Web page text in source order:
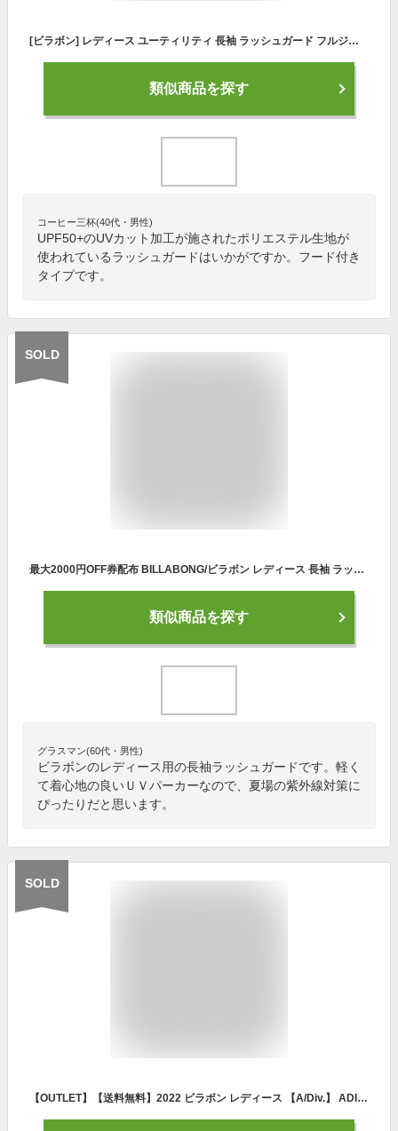
[ビラボン] レディース ユーティリティ 長袖 ラッシュガード フルジップ パーカー 水陸両用 UVカット BA013-853 OFB M
類似商品を探す
コーヒー三杯(40代・男性)
UPF50+のUVカット加工が施されたポリエステル生地が
使われているラッシュガードはいかがですか。フード付き
タイプです。
SOLD
最大2000円OFF券配布 BILLABONG/ビラボン レディース 長袖 ラッシュガード パーカー BC013-852 ラッシュパーカー フード付き ジップアップ UVカット UPF50+ UVパーカー 水着 ビーチ 海水浴 プール 女性用
類似商品を探す
グラスマン(60代・男性)
ビラボンのレディース用の長袖ラッシュガードです。軽く
て着心地の良いＵＶパーカーなので、夏場の紫外線対策に
ぴったりだと思います。
SOLD
【OUTLET】【送料無料】2022 ビラボン レディース 【A/Div.】 ADIV MOUNTAIN TEE UVルーズTシャツ 【2022年夏モデル】 全3色 M/L BILLABONG